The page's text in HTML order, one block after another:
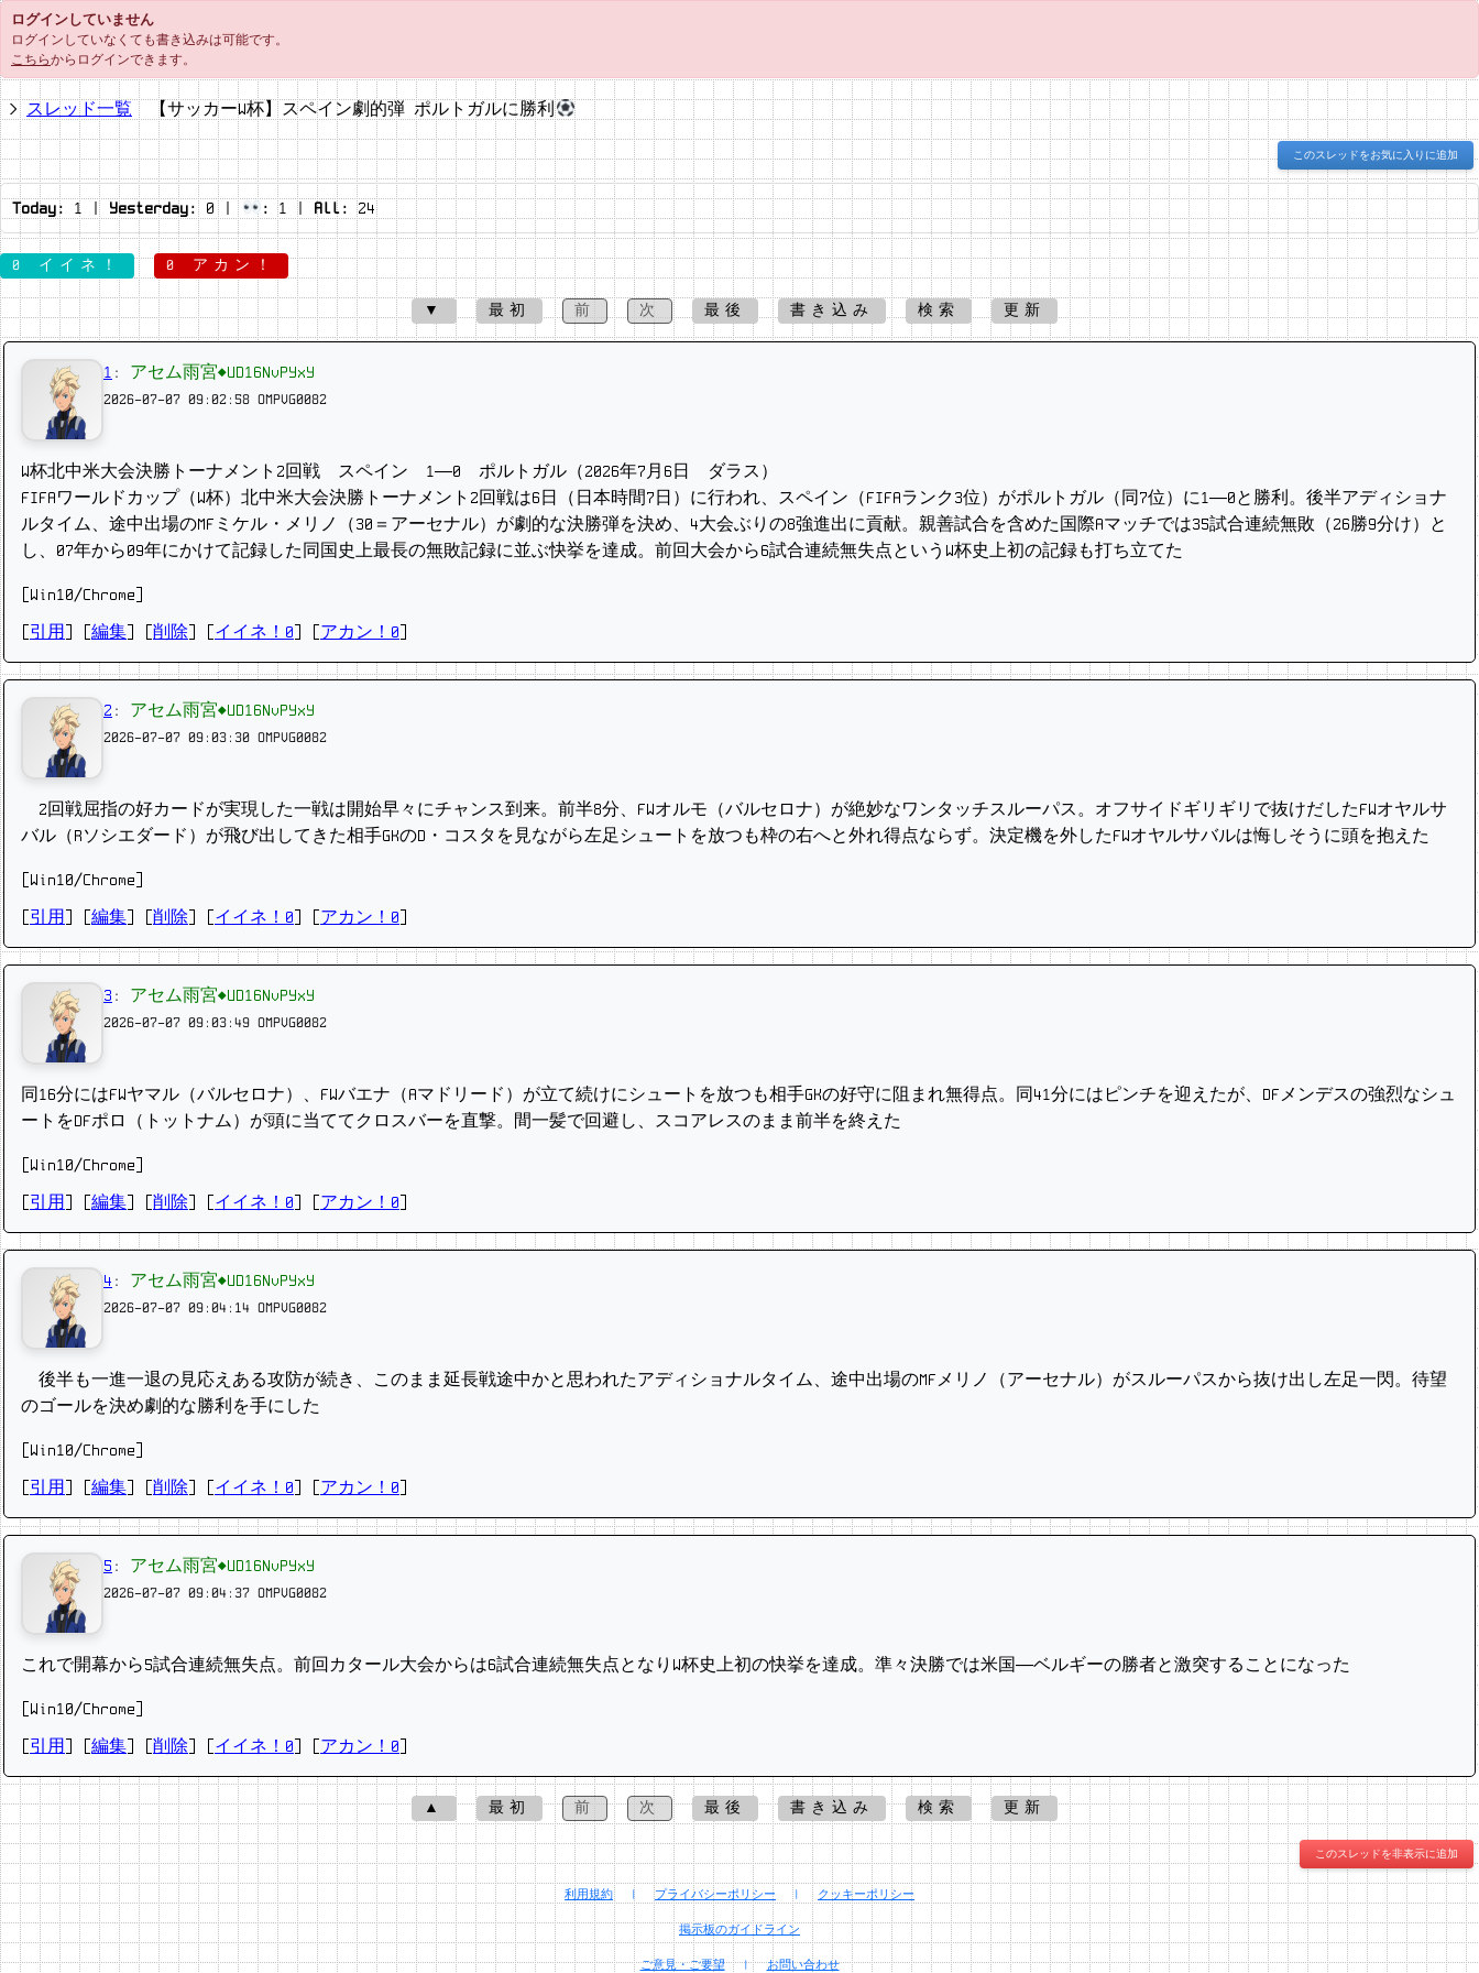
ログインしていません
ログインしていなくても書き込みは可能です。
こちらからログインできます。
スレッド一覧 【サッカーW杯】スペイン劇的弾 ポルトガルに勝利
このスレッドをお気に入りに追加
Today: 1 | Yesterday:0 | : 1 | All: 24
0 イイネ！ 0 アカン！
▼ 最初 前 次 最後 書き込み 検索 更新
1 : アセム雨宮◆UD16NvPYxY
2026-07-07 09:02:58 OMPVG0082
W杯北中米大会決勝トーナメント2回戦 スペイン 1―0 ポルトガル（2026年7月6日 ダラス）
FIFAワールドカップ（W杯）北中米大会決勝トーナメント2回戦は6日（日本時間7日）に行われ、スペイン（FIFAランク3位）がポルトガル（同7位）に1―0と勝利。後半アディショナ
ルタイム、途中出場のMFミケル・メリノ（30＝アーセナル）が劇的な決勝弾を決め、4大会ぶりの8強進出に貢献。親善試合を含めた国際Aマッチでは35試合連続無敗（26勝9分け）と
し、07年から09年にかけて記録した同国史上最長の無敗記録に並ぶ快挙を達成。前回大会から6試合連続無失点というW杯史上初の記録も打ち立てた
[Win10/Chrome]
引用 編集 削除 イイネ！0 アカン！0
2 : アセム雨宮◆UD16NvPYxY
2026-07-07 09:03:30 OMPVG0082
2回戦屈指の好カードが実現した一戦は開始早々にチャンス到来。前半8分、FWオルモ（バルセロナ）が絶妙なワンタッチスルーパス。オフサイドギリギリで抜けだしたFWオヤルサ
バル（Rソシエダード）が飛び出してきた相手GKのD・コスタを見ながら左足シュートを放つも枠の右へと外れ得点ならず。決定機を外したFWオヤルサバルは悔しそうに頭を抱えた
[Win10/Chrome]
引用 編集 削除 イイネ！0 アカン！0
3 : アセム雨宮◆UD16NvPYxY
2026-07-07 09:03:49 OMPVG0082
同16分にはFWヤマル（バルセロナ）、FWバエナ（Aマドリード）が立て続けにシュートを放つも相手GKの好守に阻まれ無得点。同41分にはピンチを迎えたが、DFメンデスの強烈なシュ
ートをDFポロ（トットナム）が頭に当ててクロスバーを直撃。間一髪で回避し、スコアレスのまま前半を終えた
[Win10/Chrome]
引用 編集 削除 イイネ！0 アカン！0
4 : アセム雨宮◆UD16NvPYxY
2026-07-07 09:04:14 OMPVG0082
後半も一進一退の見応えある攻防が続き、このまま延長戦途中かと思われたアディショナルタイム、途中出場のMFメリノ（アーセナル）がスルーパスから抜け出し左足一閃。待望
のゴールを決め劇的な勝利を手にした
[Win10/Chrome]
引用 編集 削除 イイネ！0 アカン！0
5 : アセム雨宮◆UD16NvPYxY
2026-07-07 09:04:37 OMPVG0082
これで開幕から5試合連続無失点。前回カタール大会からは6試合連続無失点となりW杯史上初の快挙を達成。準々決勝では米国―ベルギーの勝者と激突することになった
[Win10/Chrome]
引用 編集 削除 イイネ！0 アカン！0
▲ 最初 前 次 最後 書き込み 検索 更新
このスレッドを非表示に追加
利用規約 | プライバシーポリシー | クッキーポリシー
掲示板のガイドライン
ご意見・ご要望 | お問い合わせ